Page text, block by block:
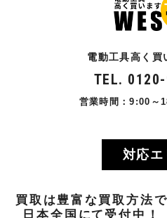
電動工具高く買
TEL.
営業時間：9:00～
対応エ
買取 は 豊富な買取方法で
日本全国 にて 受付中！